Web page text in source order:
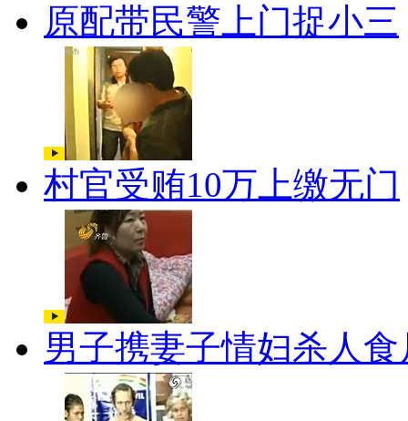
原配带民警上门捉小三
村官受贿10万上缴无门
男子携妻子情妇杀人食